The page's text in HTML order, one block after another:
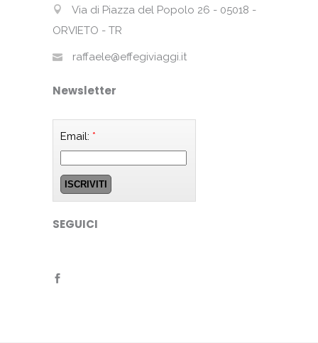
Via di Piazza del Popolo 26 - 05018 -
ORVIETO - TR
raffaele@effegiviaggi.it
Newsletter
Email: *
SEGUICI